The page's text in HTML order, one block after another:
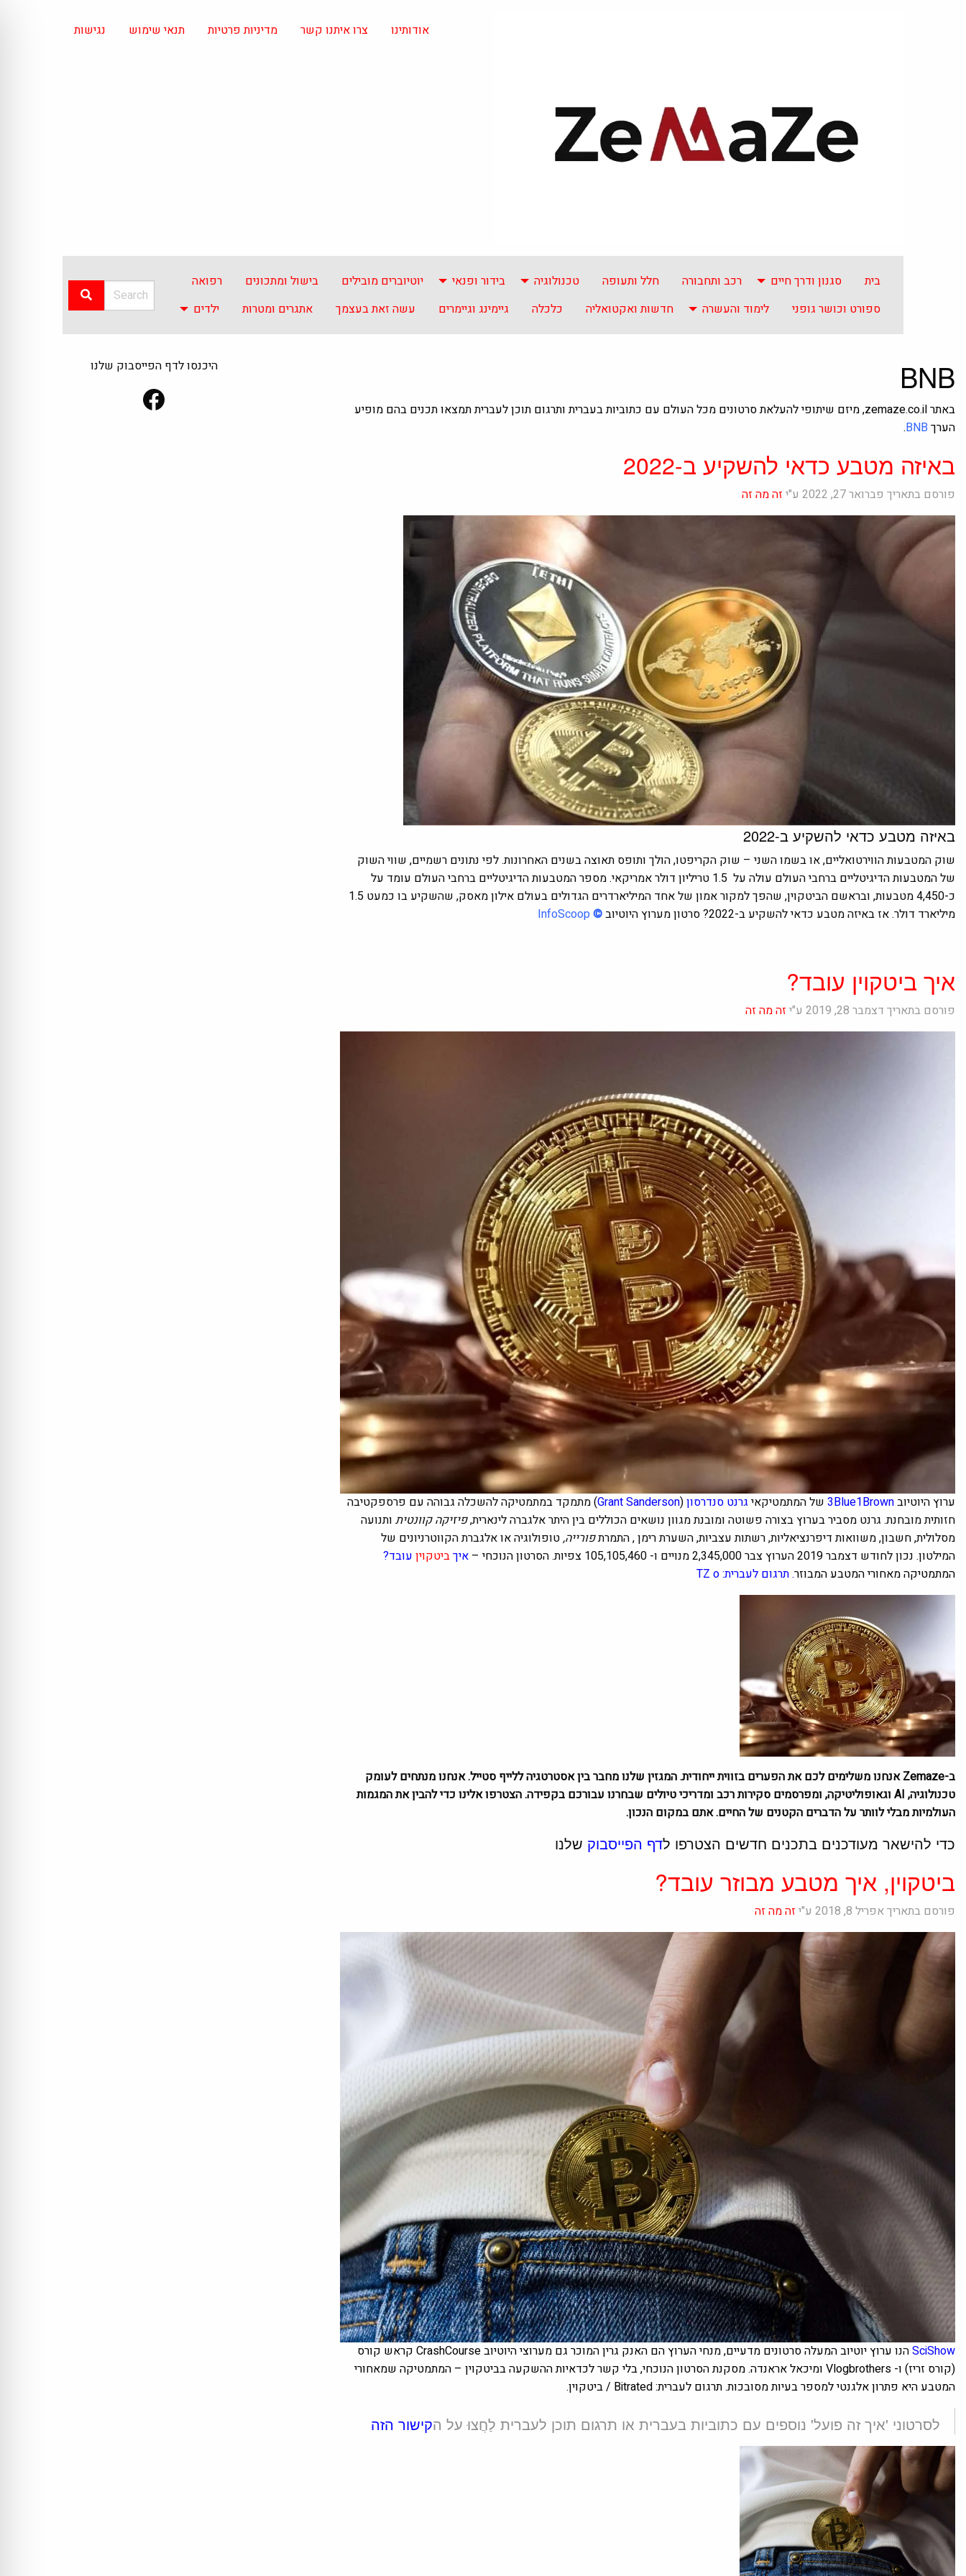
אודותינו צרו איתנו קשר מדיניות פרטיות תנאי שימוש נגישות
בית סגנון ודרך חיים רכב ותחבורה חלל ותעופה טכנולוגיה בידור ופנאי יוטיוברים מובילים בישול ומתכונים
רפואה
ספורט וכושר גופני
לימוד והעשרה חדשות ואקטואליה כלכלה גיימינג וגיימרים עשה זאת בעצמך אתגרים ומטרות ילדים
BNB
באתר zemaze.co.il, מיזם שיתופי להעלאת סרטונים מכל העולם עם כתוביות בעברית ותרגום תוכן לעברית תמצאו תכנים בהם מופיע
הערך BNB
.
באיזה מטבע כדאי להשקיע ב-2022
פורסם בתאריך פברואר 27, 2022 ע"י זה מה זה
באיזה מטבע כדאי להשקיע ב-2022
שוק המטבעות הווירטואליים, או בשמו השני – שוק הקריפטו, הולך ותופס תאוצה בשנים האחרונות.לפי נתונים רשמיים, שווי השוק
של המטבעות הדיגיטליים ברחבי העולם עולה על 1.5 טריליון דולר אמריקאי. מספר המטבעות הדיגיטליים ברחבי העולם עומד על
כ-4,450 מטבעות, ובראשם הביטקוין, שהפך למקור אמון של אחד המיליארדרים הגדולים בעולם אילון מאסק, שהשקיע בו כמעט 1.5
מיליארד דולר. אז באיזה מטבע כדאי להשקיע ב-2022? סרטון מערוץ היוטיוב
©
InfoScoop
איך ביטקוין עובד?
פורסם בתאריך דצמבר 28, 2019 ע"י זה מה זה
ערוץ היוטיוב3Blue1Brown של המתמטיקאי גרנט סנדרסון(
Grant Sanderson
)מתמקד במתמטיקה להשכלה גבוהה עם פרספקטיבה
חזותית מובחנת. גרנט מסביר בערוץ בצורה פשוטה ומובנת מגוון נושאים הכוללים בין היתר אלגברה לינארית,פיזיקה קוונטית ותנועה
מסלולית, חשבון, משוואות דיפרנציאליות, רשתות עצביות, השערת רימן , התמרתפורייה,טופולוגיהאו אלגברת הקווטרניונים של
המילטון. נכון לחודש דצמבר 2019 הערוץ צבר 2,345,000 מנויים ו- 105,105,460 צפיות. הסרטון הנוכחי –
איךביטקוין עובד?
המתמטיקה מאחורי המטבע המבוזר.תרגום לעברית: TZ o
ב-Zemaze אנחנו משלימים לכם את הפערים בזווית ייחודית. המגזין שלנו מחבר בין אסטרטגיה ללייף סטייל. אנחנו מנתחים לעומק
טכנולוגיה, AI וגאופוליטיקה, ומפרסמים סקירות רכב ומדריכי טיולים שבחרנו עבורכם בקפידה. הצטרפו אלינו כדי להבין את המגמות
העולמיות מבלי לוותר על הדברים הקטנים של החיים. אתם במקום הנכון.
כדי להישאר מעודכנים בתכנים חדשים הצטרפו לדף הפייסבוק שלנו
ביטקוין, איך מטבע מבוזר עובד?
פורסם בתאריך אפריל 8, 2018 ע"י זה מה זה
SciShowהנו
ערוץ יוטיוב המעלה סרטונים מדעיים, מנחי הערוץ הם האנק גרין המוכר גם מערוצי היוטיוב CrashCourse קראש קורס
(קורס זריז) ו- Vlogbrothers ומיכאל אראנדה. מסקנת הסרטון הנוכחי, בלי קשר לכדאיות ההשקעה בביטקוין – המתמטיקה שמאחורי
המטבע היא פתרון אלגנטי למספר בעיות מסובכות. תרגום לעברית: Bitrated / ביטקוין.
לסרטוני 'איך זה פועל' נוספים עם כתוביות בעברית או תרגום תוכן לעברית לַחֲצוּ על הקישור הזה
היכנסו לדף הפייסבוק שלנו
Facebook